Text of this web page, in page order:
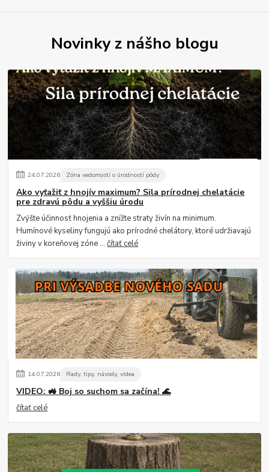
Novinky z nášho blogu
24.07.2026 Zóna vedomostí o úrodností pôdy
Ako vyťažiť z hnojív maximum? Sila prírodnej chelatácie
pre zdravú pôdu a vyššiu úrodu
Zvýšte účinnosť hnojenia a znížte straty živín na minimum.
Humínové kyseliny fungujú ako prírodné chelátory, ktoré udržiavajú
živiny v koreňovej zóne ...čítať celé
14.07.2026 Rady, tipy, návody, videa
VIDEO: 🚜 Boj so suchom sa začína! 🌊
čítať celé